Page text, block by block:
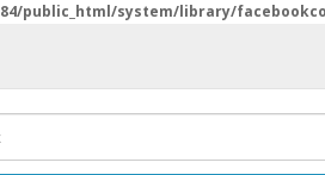
public_html/system/library/